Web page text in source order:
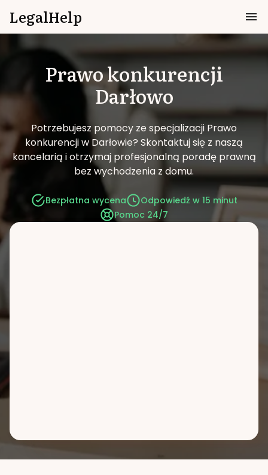
LegalHelp
Prawo konkurencji
Darłowo
Potrzebujesz pomocy ze specjalizacji Prawo
konkurencji w Darłowie? Skontaktuj się z naszą
kancelarią i otrzymaj profesjonalną poradę prawną
bez wychodzenia z domu.
Bezpłatna wycena
Odpowiedź w 15 minut
Pomoc 24/7